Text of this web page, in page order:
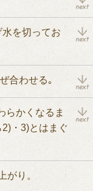
を切ってお
合わせる｡
らかくなるま
・3)とはまぐ
がり。